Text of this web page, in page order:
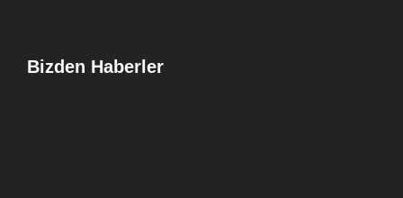
Bizden Haberler